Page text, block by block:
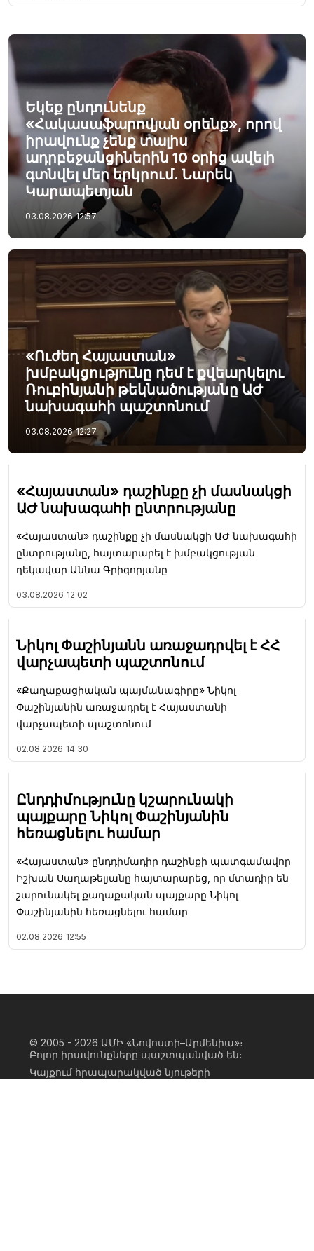
Եկեք ընդունենք
«Հակասաֆարովյան օրենք», որով
իրավունք չենք տալիս
ադրբեջանցիներին 10 օրից ավելի
գտնվել մեր երկրում. Նարեկ
Կարապետյան
03.08.2026 12:57
«Ուժեղ Հայաստան»
խմբակցությունը դեմ է քվեարկելու
Ռուբինյանի թեկնածությանը ԱԺ
նախագահի պաշտոնում
03.08.2026 12:27
«Հայաստան» դաշինքը չի մասնակցի
ԱԺ նախագահի ընտրությանը
«Հայաստան» դաշինքը չի մասնակցի ԱԺ նախագահի
ընտրությանը, հայտարարել է խմբակցության
ղեկավար Աննա Գրիգորյանը
03.08.2026 12:02
Նիկոլ Փաշինյանն առաջադրվել է ՀՀ
վարչապետի պաշտոնում
«Քաղաքացիական պայմանագիրը» Նիկոլ
Փաշինյանին առաջադրել է Հայաստանի
վարչապետի պաշտոնում
02.08.2026 14:30
Ընդդիմությունը կշարունակի
պայքարը Նիկոլ Փաշինյանին
հեռացնելու համար
«Հայաստան» ընդդիմադիր դաշինքի պատգամավոր
Իշխան Սաղաթելյանը հայտարարեց, որ մտադիր են
շարունակել քաղաքական պայքարը Նիկոլ
Փաշինյանին հեռացնելու համար
02.08.2026 12:55
© 2005 - 2026 ԱՄԻ «Նովոստի–Արմենիա»։
Բոլոր իրավունքները պաշտպանված են։
Կայքում հրապարակված նյութերի